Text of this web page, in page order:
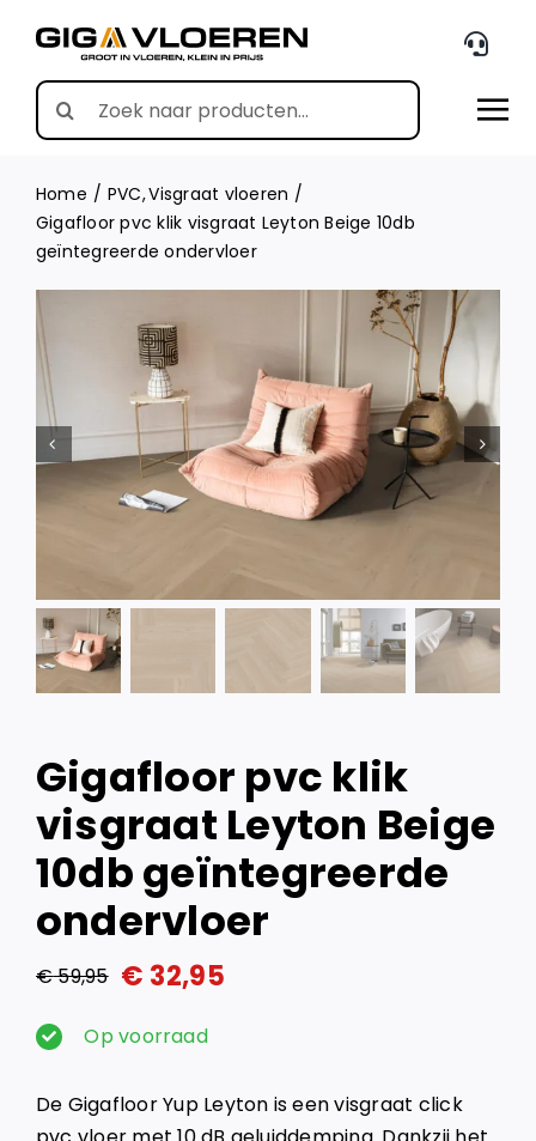
content
Search
for:
Home PVC Visgraat vloeren
Gigafloor pvc klik visgraat Leyton Beige 10db
geïntegreerde ondervloer
Gigafloor pvc klik
visgraat Leyton Beige
10db geïntegreerde
ondervloer
€59,95
Oorspronkelijke
prijs
€ 59,95.
€ 32,95
Huidige
prijs
€ 32,95.
Op voorraad
De Gigafloor Yup Leyton is een visgraat click